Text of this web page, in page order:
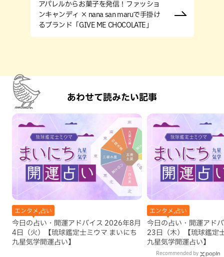
アパレルからお菓子を発信！ファッショ
ンキャンディ × nana san maruで手掛け
るブランド「GIVE ME CHOCOLATE」
あわせて読みたい記事
エンタメ,占い
今日の占い・開運アドバイス 2026年8月
4日（火）【琉球鑑定士ミウマ まいにち
九星気学開運占い】
エンタメ,占い
今日の占い・開運アド
23日（木）【琉球鑑定
九星気学開運占い】
Recommended by